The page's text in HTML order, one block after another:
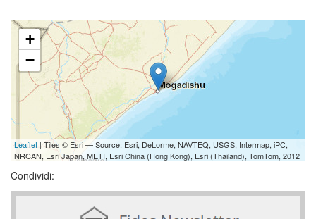
+
−
Leaflet | Tiles © Esri — Source: Esri, DeLorme, NAVTEQ, USGS, Intermap, iPC,
NRCAN, Esri Japan, METI, Esri China (Hong Kong), Esri (Thailand), TomTom, 2012
Condividi: